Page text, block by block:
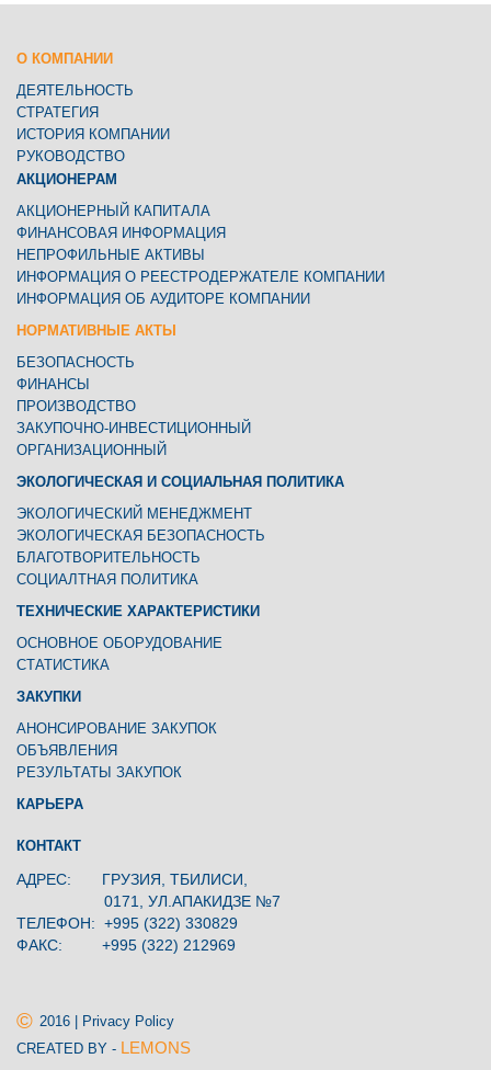
O КОМПАНИИ
ДЕЯТЕЛЬНОСТЬ
СТРАТЕГИЯ
ИСТОРИЯ КОМПАНИИ
РУКОВОДСТВО
АКЦИОНЕРАМ
АКЦИОНЕРНЫЙ КАПИТАЛА
ФИНАНСОВАЯ ИНФОРМАЦИЯ
НЕПРОФИЛЬНЫЕ АКТИВЫ
ИНФОРМАЦИЯ О РЕЕСТРОДЕРЖАТЕЛЕ КОМПАНИИ
ИНФОРМАЦИЯ ОБ АУДИТОРЕ КОМПАНИИ
НОРМАТИВНЫЕ АКТЫ
БЕЗОПАСНОСТЬ
ФИНАНСЫ
ПРОИЗВОДСТВО
ЗАКУПОЧНО-ИНВЕСТИЦИОННЫЙ
ОРГАНИЗАЦИОННЫЙ
ЭКОЛОГИЧЕСКАЯ И СОЦИАЛЬНАЯ ПОЛИТИКА
ЭКОЛОГИЧЕСКИЙ МЕНЕДЖМЕНТ
ЭКОЛОГИЧЕСКАЯ БЕЗОПАСНОСТЬ
БЛАГОТВОРИТЕЛЬНОСТЬ
СОЦИАЛТНАЯ ПОЛИТИКА
ТЕХНИЧЕСКИЕ ХАРАКТЕРИСТИКИ
ОСНОВНОЕ ОБОРУДОВАНИЕ
СТАТИСТИКА
ЗАКУПКИ
АНОНСИРОВАНИЕ ЗАКУПОК
ОБЪЯВЛЕНИЯ
РЕЗУЛЬТАТЫ ЗАКУПОК
КАРЬЕРА
КОНТАКТ
АДРЕС: ГРУЗИЯ, ТБИЛИСИ,
0171, УЛ.АПАКИДЗЕ №7
ТЕЛЕФОН: +995 (322) 330829
ФАКС: +995 (322) 212969
© 2016 | Privacy Policy
CREATED BY - LEMONS